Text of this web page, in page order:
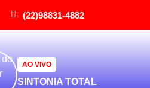
(22)98831-4882
AO VIVO
SINTONIA TOTAL